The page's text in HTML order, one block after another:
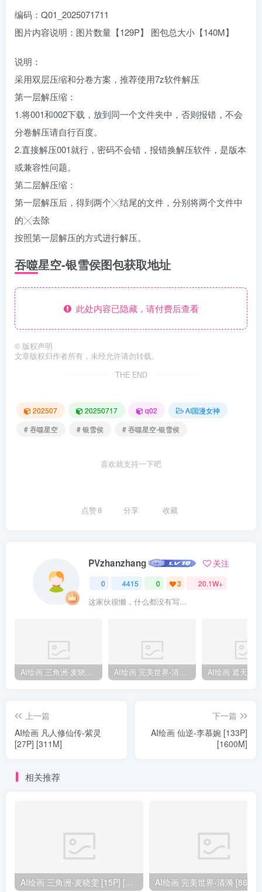
编码：Q01_2025071711
图片内容说明：图片数量【129P】 图包总大小【140M】
说明：
采用双层压缩和分卷方案，推荐使用7z软件解压
第一层解压缩：
1.将001和002下载，放到同一个文件夹中，否则报错，不会
分卷解压请自行百度。
2.直接解压001就行，密码不会错，报错换解压软件，是版本
或兼容性问题。
第二层解压缩：
第一层解压后，得到两个╳结尾的文件，分别将两个文件中
的╳去除
按照第一层解压的方式进行解压。
吞噬星空-银雪侯图包获取地址
此处内容已隐藏，请付费后查看
© 版权声明
文章版权归作者所有，未经允许请勿转载。
THE END
202507 20250717 q02
AI国漫女神
# 吞噬星空
# 银雪侯 # 吞噬星空-银雪侯
喜欢就支持一下吧
点赞8 分享 收藏
PVzhanzhang 关注
0 4415 0 3 20.1W+
这家伙很懒，什么都没有写...
AI绘画 三角洲-麦晓雯 [15P] [57M] AI绘画 完美世界-清漪 [86P] [1173M]
上一篇
AI绘画 凡人修仙传-紫灵
[27P] [311M]
下一篇
AI绘画 仙逆-李慕婉 [133P]
[1600M]
相关推荐
AI绘画 三角洲-麦晓雯 [15P] [57M]